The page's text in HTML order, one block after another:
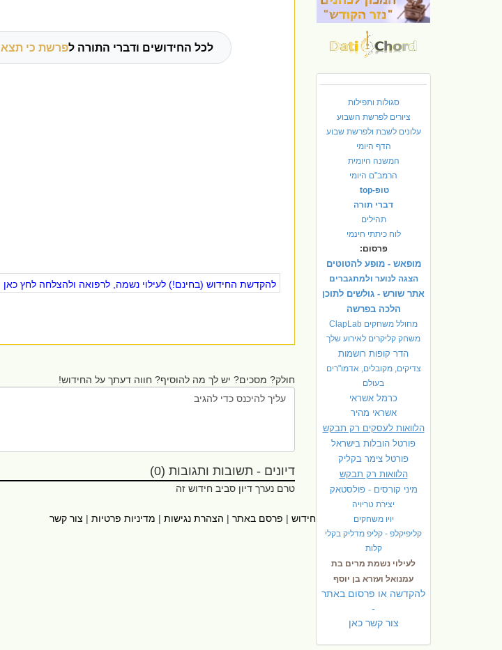
סגולות ותפילות
ציורים לפרשת השבוע
עלונים לשבת ולפרשת שבוע
הדף היומי
המשנה היומית
הרמב"ם היומי
טופ-top
דברי תורה
תהילים
לוח כיתתי חינמי
פרסום:
מופאש - מופע להטוטים
הצגה לנוער ולמתגברים
אתר שורש - גולשים לתוכן
הלכה בפרשה
מחולל משחקים ClapLab
משחק קליקרים לאירוע שלך
הדר קופות רושמות
צדיקים, מקובלים, אדמו"רים
בעולם
כרמל אשראי
אשראי מהיר
הלוואות לעסקים רק תבקש
פורטל הובלות בישראל
פורטל צימר בקליק
הלוואות רק תבקש
מיני קורסים - פולסטאק
יצירת טריויה
יויו משחקים
קליפיקלפ - קליפ מדליק בקלי
קלות
לעילוי נשמת מרים בת
עמנואל ועזרא בן יוסף
להקדשה או פרסום באתר
-
צור קשר כאן
לכל החידושים ודברי התורה לפרשת כי תצא
להקדשת החידוש (בחינם!) לעילוי נשמה, לרפואה ולהצלחה לחץ כאן
חולק? מסכים? יש לך מה להוסיף? חווה דעתך על החידוש!
דיונים - תשובות ותגובות (0)
טרם נערך דיון סביב חידוש זה
|אתרי עזר אודות חידוש | פרסם באתר | הצהרת נגישות | מדיניות פרטיות | צור קשר